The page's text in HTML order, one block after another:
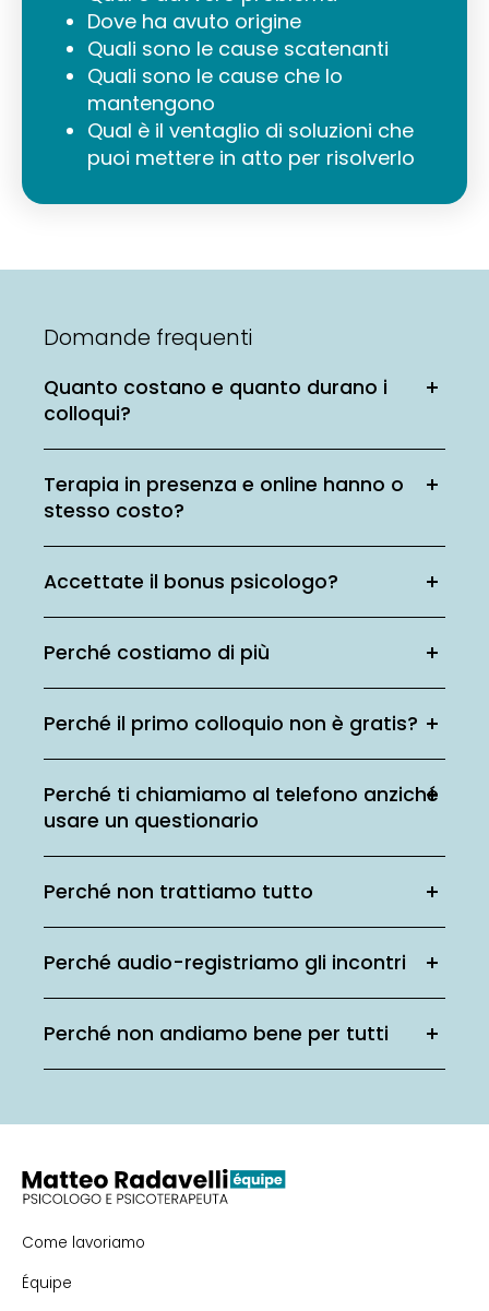
Dove ha avuto origine
Quali sono le cause scatenanti
Quali sono le cause che lo
mantengono
Qual è il ventaglio di soluzioni che
puoi mettere in atto per risolverlo
Domande frequenti
Quanto costano e quanto durano i
colloqui?
Terapia in presenza e online hanno o
stesso costo?
Accettate il bonus psicologo?
Perché costiamo di più
Perché il primo colloquio non è gratis?
Perché ti chiamiamo al telefono anziché
usare un questionario
Perché non trattiamo tutto
Perché audio-registriamo gli incontri
Perché non andiamo bene per tutti
Come lavoriamo
Équipe